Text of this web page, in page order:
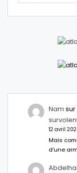
Nam sur
12 avril
Mais
d’une